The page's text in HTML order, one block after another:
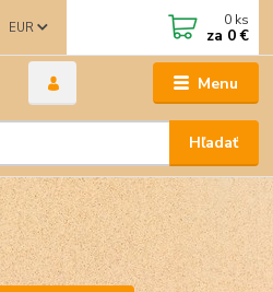
Menu
EUR
Hľadať
0 ks
za 0 €